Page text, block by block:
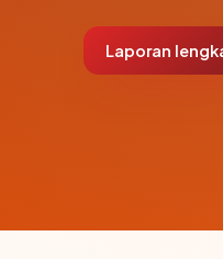
Laporan